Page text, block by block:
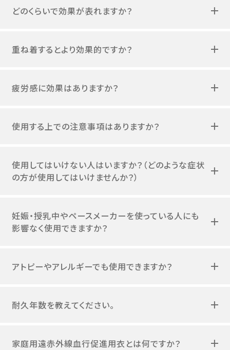
どのくらいで効果が表れますか？
重ね着するとより効果的ですか？
疲労感に効果はありますか？
使用する上での注意事項はありますか？
使用してはいけない人はいますか？（どのような症状
の方が使用してはいけませんか？）
妊娠・授乳中やペースメーカーを使っている人にも
影響なく使用できますか？
アトピーやアレルギーでも使用できますか？
耐久年数を教えてください。
家庭用遠赤外線血行促進用衣とは何ですか？